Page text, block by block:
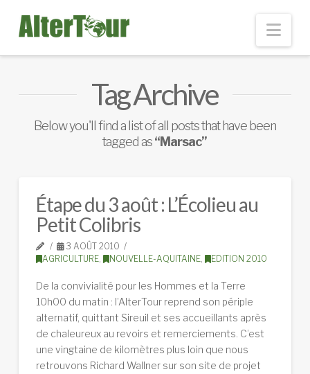
Tag Archive
Below you'll find a list of all posts that have been
tagged as“Marsac”
Étape du 3 août : L’Écolieu au
Petit Colibris
3 AOÛT 2010
AGRICULTURE, NOUVELLE-AQUITAINE, EDITION 2010
De la convivialité pour les Hommes et la Terre
10h00 du matin : l’AlterTour reprend son périple
alternatif, quittant Sireuil et ses accueillants après
de chaleureux au revoirs et remerciements. C’est
une vingtaine de kilomètres plus loin que nous
retrouvons Richard Wallner sur son site de projet